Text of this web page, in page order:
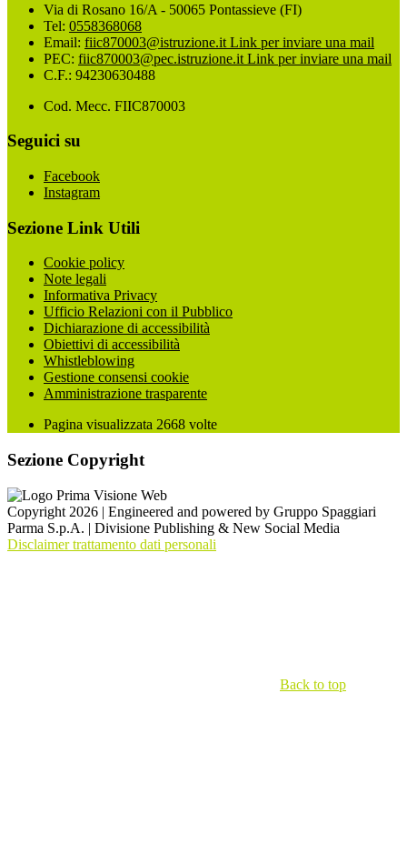
Via di Rosano 16/A - 50065 Pontassieve (FI)
Tel: 0558368068
Email: fiic870003@istruzione.it Link per inviare una mail
PEC: fiic870003@pec.istruzione.it Link per inviare una mail
C.F.: 94230630488
Cod. Mecc. FIIC870003
Seguici su
Facebook
Instagram
Sezione Link Utili
Cookie policy
Note legali
Informativa Privacy
Ufficio Relazioni con il Pubblico
Dichiarazione di accessibilità
Obiettivi di accessibilità
Whistleblowing
Gestione consensi cookie
Amministrazione trasparente
Pagina visualizzata 2668 volte
Sezione Copyright
Copyright 2026 | Engineered and powered by Gruppo Spaggiari
Parma S.p.A. | Divisione Publishing & New Social Media
Disclaimer trattamento dati personali
Back to top